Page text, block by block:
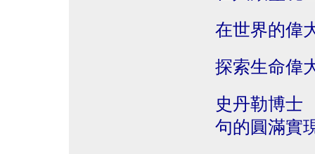
在世界的偉
探索生命偉
史丹勒博士
句的圓滿實